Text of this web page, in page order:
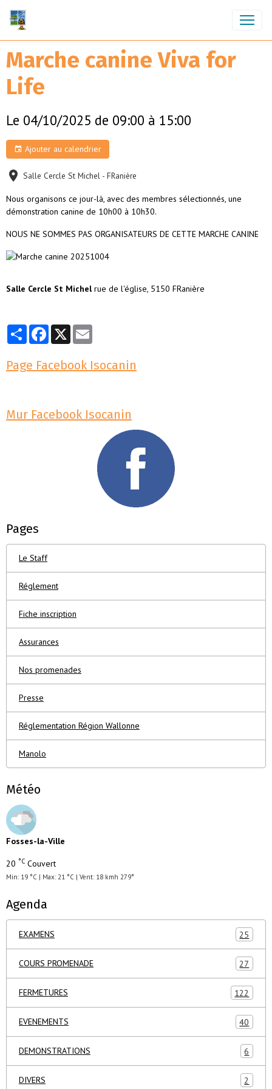
Marche canine Viva for
Life
Le 04/10/2025 de 09:00 à 15:00
Ajouter au calendrier
Salle Cercle St Michel - FRanière
Nous organisons ce jour-là, avec des membres sélectionnés, une
démonstration canine de 10h00 à 10h30.
NOUS NE SOMMES PAS ORGANISATEURS DE CETTE MARCHE CANINE
Salle Cercle St Michelrue de l'église, 5150 FRanière
PartagerFacebook
X
Page Facebook Isocanin
Mur Facebook Isocanin
Pages
Le Staff
Réglement
Fiche inscription
Assurances
Nos promenades
Presse
Réglementation Région Wallonne
Manolo
Météo
Fosses-la-Ville
20 °C Couvert
Min: 19 °C | Max: 21 °C | Vent: 18 kmh 279°
Agenda
EXAMENS 25
COURS PROMENADE 27
FERMETURES 122
EVENEMENTS 40
DEMONSTRATIONS 6
DIVERS 2